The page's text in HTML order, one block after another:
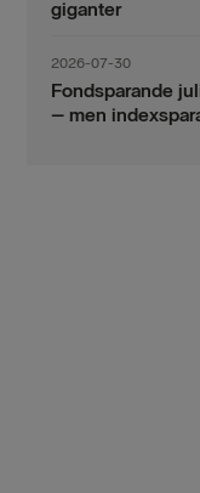
giganter
2026-07-30
Fondsparande
– men